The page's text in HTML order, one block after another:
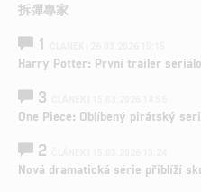
拆彈專家
1
Harry Potter: První trailer
3
One Piece: Oblíbený pirátský
2
Nová dramatická série přiblíží